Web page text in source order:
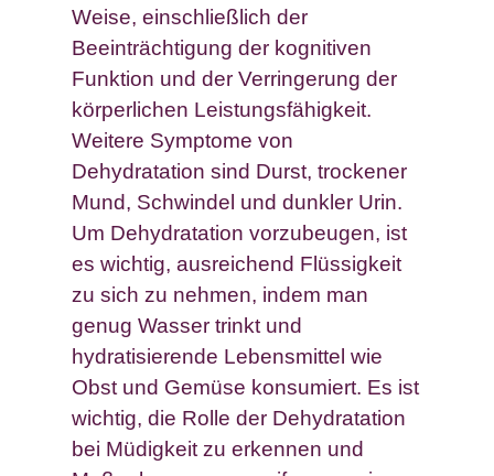
Weise, einschließlich der
Beeinträchtigung der kognitiven
Funktion und der Verringerung der
körperlichen Leistungsfähigkeit.
Weitere Symptome von
Dehydratation sind Durst, trockener
Mund, Schwindel und dunkler Urin.
Um Dehydratation vorzubeugen, ist
es wichtig, ausreichend Flüssigkeit
zu sich zu nehmen, indem man
genug Wasser trinkt und
hydratisierende Lebensmittel wie
Obst und Gemüse konsumiert. Es ist
wichtig, die Rolle der Dehydratation
bei Müdigkeit zu erkennen und